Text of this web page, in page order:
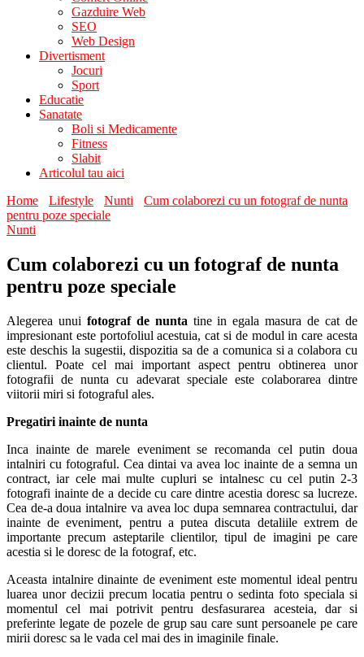
Gazduire Web
SEO
Web Design
Divertisment
Jocuri
Sport
Educatie
Sanatate
Boli si Medicamente
Fitness
Slabit
Articolul tau aici
Home
Lifestyle Nunti
Cum colaborezi cu un fotograf de nunta
pentru poze speciale
Nunti
Cum colaborezi cu un fotograf de nunta
pentru poze speciale
Alegerea unui fotograf de nunta tine in egala masura de cat de
impresionant este portofoliul acestuia, cat si de modul in care acesta
este deschis la sugestii, dispozitia sa de a comunica si a colabora cu
clientul. Poate cel mai important aspect pentru obtinerea unor
fotografii de nunta cu adevarat speciale este colaborarea dintre
viitorii miri si fotograful ales.
Pregatiri inainte de nunta
Inca inainte de marele eveniment se recomanda cel putin doua
intalniri cu fotograful. Cea dintai va avea loc inainte de a semna un
contract, iar cele mai multe cupluri se intalnesc cu cel putin 2-3
fotografi inainte de a decide cu care dintre acestia doresc sa lucreze.
Cea de-a doua intalnire va avea loc dupa semnarea contractului, dar
inainte de eveniment, pentru a putea discuta detaliile extrem de
importante precum asteptarile clientilor, tipul de imagini pe care
acestia si le doresc de la fotograf, etc.
Aceasta intalnire dinainte de eveniment este momentul ideal pentru
luarea unor decizii precum locatia pentru o sedinta foto speciala si
momentul cel mai potrivit pentru desfasurarea acesteia, dar si
preferinte legate de pozele de grup sau care sunt persoanele pe care
mirii doresc sa le vada cel mai des in imaginile finale.